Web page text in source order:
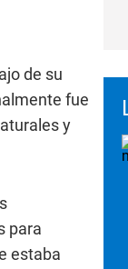
de su
fue
y
para
estaba